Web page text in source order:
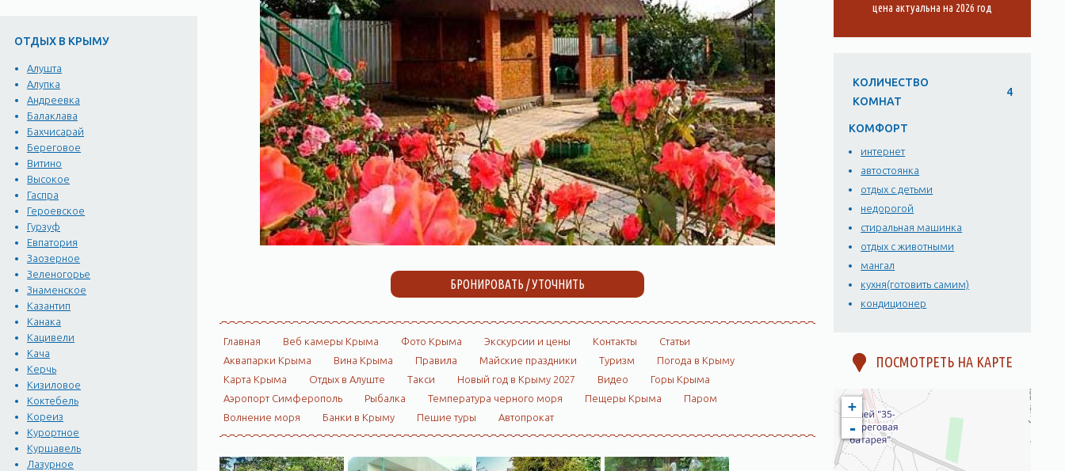
ОТДЫХ В КРЫМУ
Алушта
Алупка
Андреевка
Балаклава
Бахчисарай
Береговое
Витино
Высокое
Гаспра
Героевское
Гурзуф
Евпатория
Заозерное
Зеленогорье
Знаменское
Казантип
Канака
Кацивели
Кача
Керчь
Кизиловое
Коктебель
Кореиз
Курортное
Куршавель
Лазурное
БРОНИРОВАТЬ / УТОЧНИТЬ
Главная Веб камеры Крыма Фото Крыма Экскурсии и цены Контакты
Статьи
Аквапарки Крыма
Вина Крыма Правила Майские праздники Туризм
Погода в Крыму
Карта Крыма
Отдых в Алуште Такси Новый год в Крыму 2027 Видео
Горы Крыма
Аэропорт Симферополь
Рыбалка Температура черного моря Пещеры Крыма
Паром
Волнение моря
Банки в Крыму Пешие туры Автопрокат
цена актуальна на 2026 год
КОЛИЧЕСТВО
КОМНАТ
4
КОМФОРТ
интернет
автостоянка
отдых с детьми
недорогой
стиральная машинка
отдых с животными
мангал
кухня(готовить самим)
кондиционер
ПОСМОТРЕТЬ НА КАРТЕ
+
-